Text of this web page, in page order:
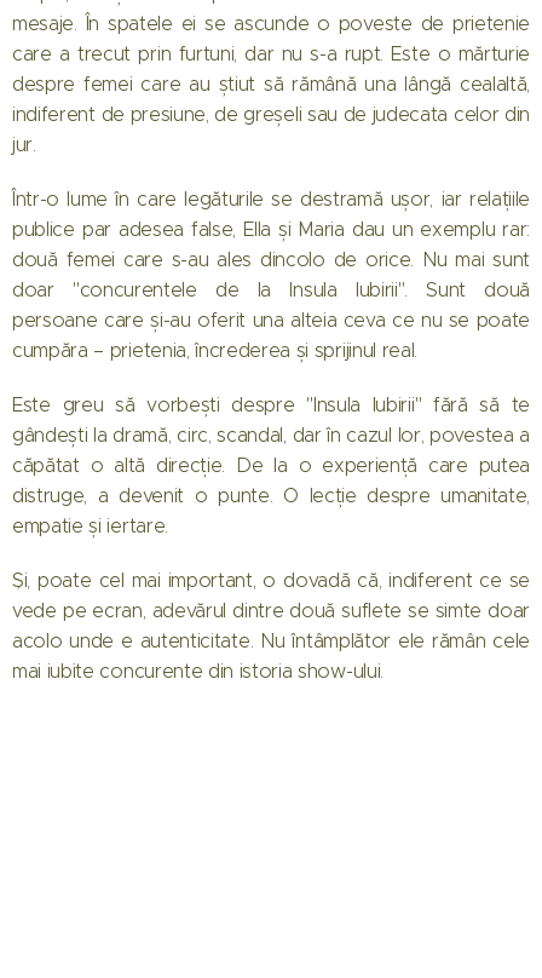
mesaje. În spatele ei se ascunde o poveste de prietenie
care a trecut prin furtuni, dar nu s-a rupt. Este o mărturie
despre femei care au știut să rămână una lângă cealaltă,
indiferent de presiune, de greșeli sau de judecata celor din
jur.
Într-o lume în care legăturile se destramă ușor, iar relațiile
publice par adesea false, Ella și Maria dau un exemplu rar:
două femei care s-au ales dincolo de orice. Nu mai sunt
doar "concurentele de la Insula Iubirii". Sunt două
persoane care și-au oferit una alteia ceva ce nu se poate
cumpăra – prietenia, încrederea și sprijinul real.
Este greu să vorbești despre "Insula Iubirii" fără să te
gândești la dramă, circ, scandal, dar în cazul lor, povestea a
căpătat o altă direcție. De la o experiență care putea
distruge, a devenit o punte. O lecție despre umanitate,
empatie și iertare.
Și, poate cel mai important, o dovadă că, indiferent ce se
vede pe ecran, adevărul dintre două suflete se simte doar
acolo unde e autenticitate. Nu întâmplător ele rămân cele
mai iubite concurente din istoria show-ului.